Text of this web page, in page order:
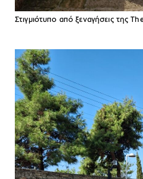
Στιγμιότυπο από ξεναγήσεις της